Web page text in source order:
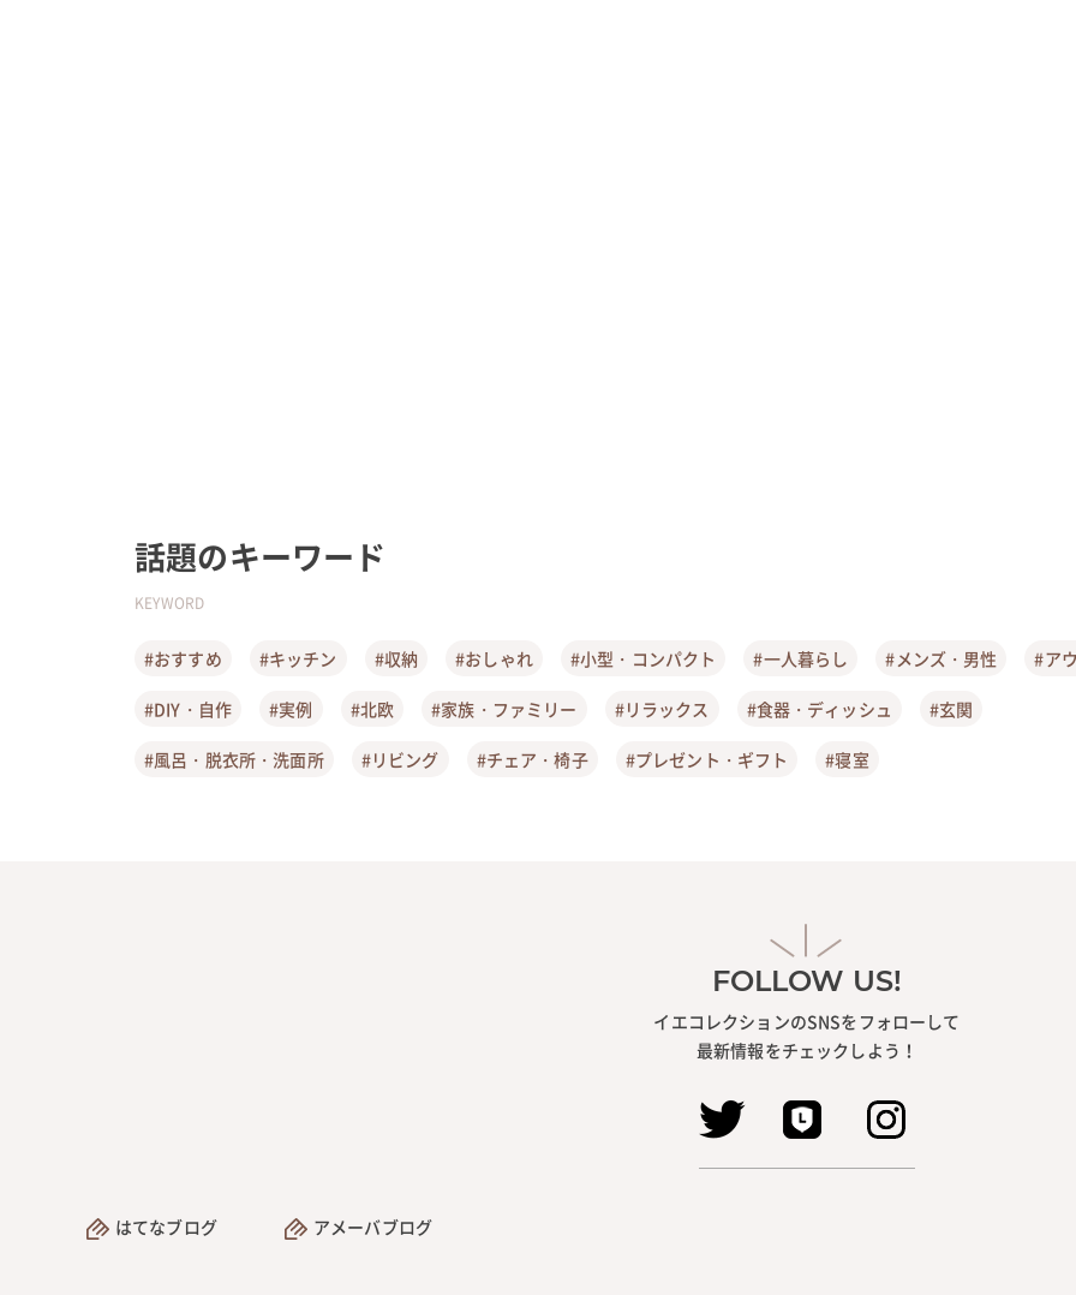
話題のキーワード
KEYWORD
#おすすめ #キッチン #収納 #おしゃれ #小型・コンパクト #一人暮らし #メンズ・男性 #ア
#DIY・自作 #実例 #北欧 #家族・ファミリー #リラックス #食器・ディッシュ #玄関
#風呂・脱衣所・洗面所 #リビング #チェア・椅子 #プレゼント・ギフト #寝室
FOLLOW US!
イエコレクションのSNSをフォローして
最新情報をチェックしよう！
はてなブログ アメーバブログ